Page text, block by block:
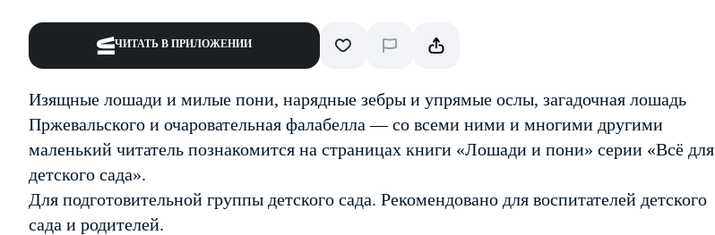
ЧИТАТЬ В ПРИЛОЖЕНИИ
Изящные лошади и милые пони, нарядные зебры и упрямые ослы, загадочная лошадь
Пржевальского и очаровательная фалабелла — со всеми ними и многими другими
маленький читатель познакомится на страницах книги «Лошади и пони» серии «Всё для
детского сада».
Для подготовительной группы детского сада. Рекомендовано для воспитателей детского
сада и родителей.